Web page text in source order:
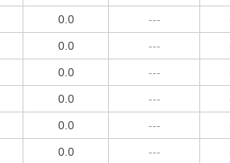
0.0 ---
0.0 ---
0.0 ---
0.0 ---
0.0 ---
0.0 ---